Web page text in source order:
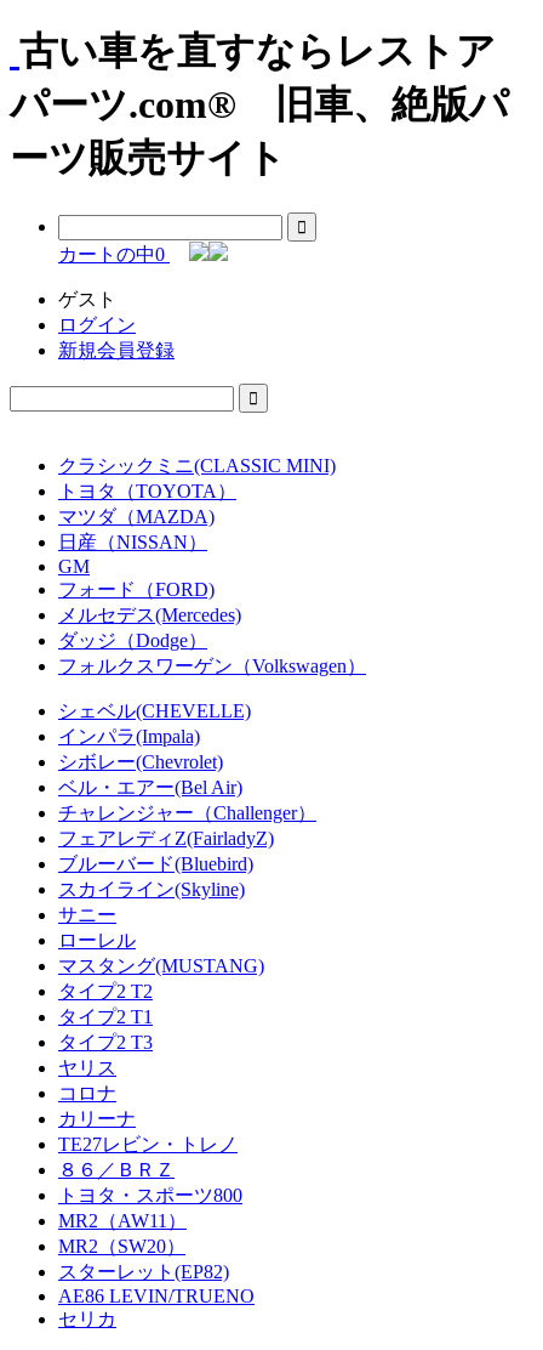
古い車を直すならレストア
パーツ.com® 旧車、絶版パ
ーツ販売サイト
カートの中0
ゲスト
ログイン
新規会員登録
クラシックミニ(CLASSIC MINI)
トヨタ（TOYOTA）
マツダ（MAZDA)
日産（NISSAN）
GM
フォード（FORD)
メルセデス(Mercedes)
ダッジ（Dodge）
フォルクスワーゲン（Volkswagen）
シェベル(CHEVELLE)
インパラ(Impala)
シボレー(Chevrolet)
ベル・エアー(Bel Air)
チャレンジャー（Challenger）
フェアレディZ(FairladyZ)
ブルーバード(Bluebird)
スカイライン(Skyline)
サニー
ローレル
マスタング(MUSTANG)
タイプ2 T2
タイプ2 T1
タイプ2 T3
ヤリス
コロナ
カリーナ
TE27レビン・トレノ
８６／ＢＲＺ
トヨタ・スポーツ800
MR2（AW11）
MR2（SW20）
スターレット(EP82)
AE86 LEVIN/TRUENO
セリカ